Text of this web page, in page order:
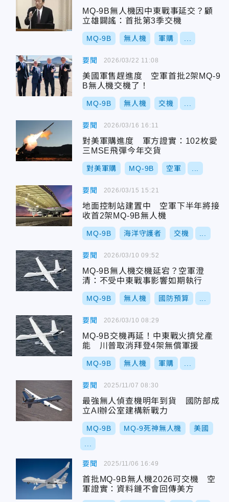
MQ-9B無人機因中東戰事延交？顧
立雄闢謠：首批第3季交機
MQ-9B 無人機 軍購
要聞
美國軍售趕進度 空軍首批2架MQ-9
B無人機交機了！
MQ-9B 無人機 交機
2026/03/22 11:08
要聞
對美軍購進度 軍方證實：102枚愛
三MSE飛彈今年交貨
對美軍購 MQ-9B 空軍
2026/03/16 16:11
要聞
地面控制站建置中 空軍下半年將接
收首2架MQ-9B無人機
MQ-9B 海洋守護者 交機
2026/03/15 15:21
要聞
MQ-9B無人機交機延宕？空軍澄
清：不受中東戰事影響如期執行
MQ-9B 無人機 國防預算
2026/03/10 09:52
要聞
MQ-9B交機再延！中東戰火擠兌產
能 川普取消拜登4架無償軍援
MQ-9B 無人機 軍購
2026/03/10 08:29
要聞
最強無人偵查機明年到貨 國防部成
立AI辦公室建構新戰力
MQ-9B MQ-9死神無人機 美國
2025/11/07 08:30
要聞
首批MQ-9B無人機2026可交機 空
軍證實：資料鏈不會回傳美方
2025/11/06 16:49